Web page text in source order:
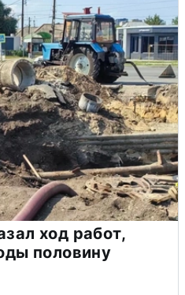
ход работ,
половину